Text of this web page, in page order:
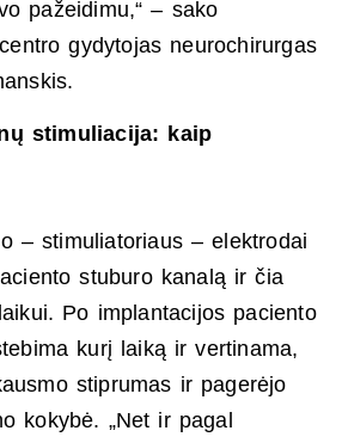
pažeidimu,“ – sako
gydytojas neurochirurgas
stimuliacija: kaip
– stimuliatoriaus – elektrodai
stuburo kanalą ir čia
Po implantacijos paciento
kurį laiką ir vertinama,
stiprumas ir pagerėjo
kokybė. „Net ir pagal